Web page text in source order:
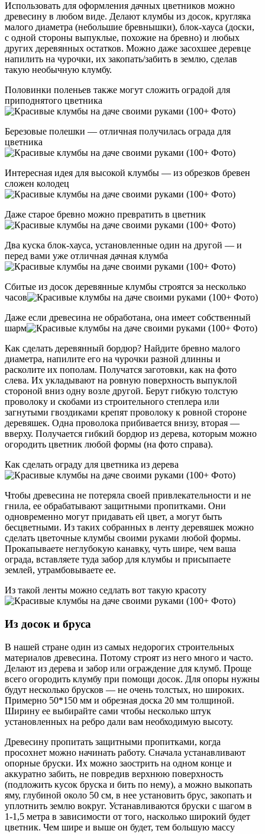
Использовать для оформления дачных цветников можно
древесину в любом виде. Делают клумбы из досок, кругляка
малого диаметра (небольшие бревнышки), блок-хауса (доски,
с одной стороны выпуклые, похожие на бревно) и любых
других деревянных остатков. Можно даже засохшее деревце
напилить на чурочки, их закопать/забить в землю, сделав
такую необычную клумбу.
Половинки поленьев также могут сложить оградой для
приподнятого цветника
Березовые полешки — отличная получилась ограда для
цветника
Интересная идея для высокой клумбы — из обрезков бревен
сложен колодец
Даже старое бревно можно превратить в цветник
Два куска блок-хауса, установленные один на другой — и
перед вами уже отличная дачная клумба
Сбитые из досок деревянные клумбы строятся за несколько
часов
Даже если древесина не обработана, она имеет собственный
шарм
Как сделать деревянный бордюр? Найдите бревно малого
диаметра, напилите его на чурочки разной длинны и
расколите их пополам. Получатся заготовки, как на фото
слева. Их укладывают на ровную поверхность выпуклой
стороной вниз одну возле другой. Берут гибкую толстую
проволоку и скобами из строительного степлера или
загнутыми гвоздиками крепят проволоку к ровной стороне
деревяшек. Одна проволока прибивается внизу, вторая —
вверху. Получается гибкий бордюр из дерева, которым можно
огородить цветник любой формы (на фото справа).
Как сделать ограду для цветника из дерева
Чтобы древесина не потеряла своей привлекательности и не
гнила, ее обрабатывают защитными пропитками. Они
одновременно могут придавать ей цвет, а могут быть
бесцветными. Из таких собранных в ленту деревяшек можно
сделать цветочные клумбы своими руками любой формы.
Прокапываете неглубокую канавку, чуть шире, чем ваша
ограда, вставляете туда забор для клумбы и присыпаете
землей, утрамбовываете ее.
Из такой ленты можно седлать вот такую красоту
Из досок и бруса
В нашей стране один из самых недорогих строительных
материалов древесина. Потому строят из него много и часто.
Делают из дерева и забор или ограждение для клумб. Проще
всего огородить клумбу при помощи досок. Для опоры нужны
будут несколько брусков — не очень толстых, но широких.
Примерно 50*150 мм и обрезная доска 20 мм толщиной.
Ширину ее выбирайте сами чтобы несколько штук
установленных на ребро дали вам необходимую высоту.
Древесину пропитать защитными пропитками, когда
просохнет можно начинать работу. Сначала устанавливают
опорные бруски. Их можно заострить на одном конце и
аккуратно забить, не повредив верхнюю поверхность
(подложить кусок бруска и бить по нему), а можно выкопать
яму, глубиной около 50 см, в нее установить брус, закопать и
уплотнить землю вокруг. Устанавливаются бруски с шагом в
1-1,5 метра в зависимости от того, насколько широкий будет
цветник. Чем шире и выше он будет, тем большую массу